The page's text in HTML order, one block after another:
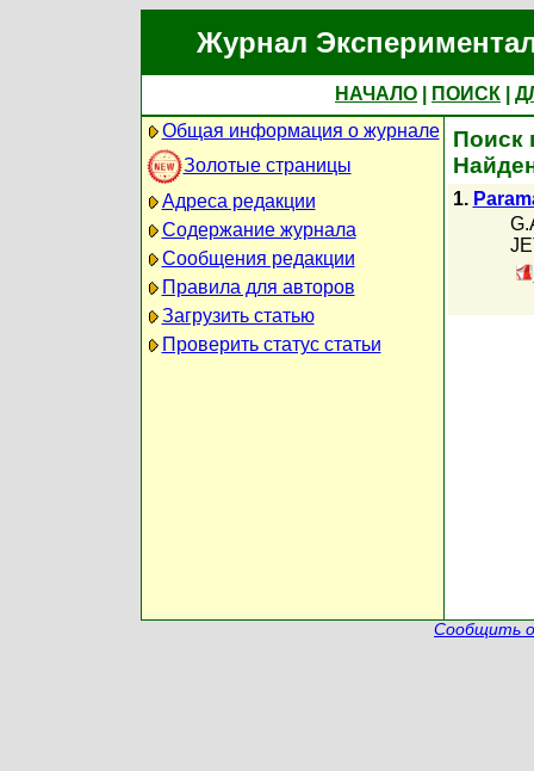
Журнал
НАЧАЛО ПОИСК
Общая информация о журнале
Золотые страницы
Адреса редакции
Содержание журнала
Сообщения редакции
Правила для авторов
Загрузить статью
Проверить статус статьи
Поиск
1.
Сообщить о